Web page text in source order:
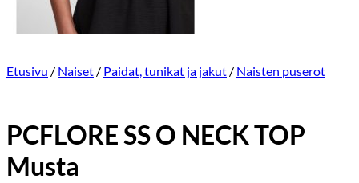
Etusivu / Naiset / Paidat, tunikat ja jakut / Naisten puserot
PCFLORE SS O NECK TOP
Musta